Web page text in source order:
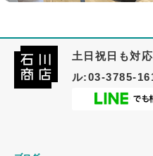
土日祝日も対
ル:03-3785-